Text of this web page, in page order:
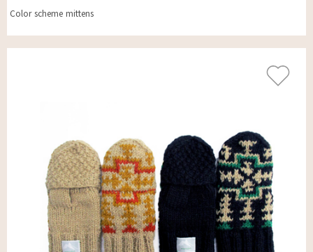
Color scheme mittens